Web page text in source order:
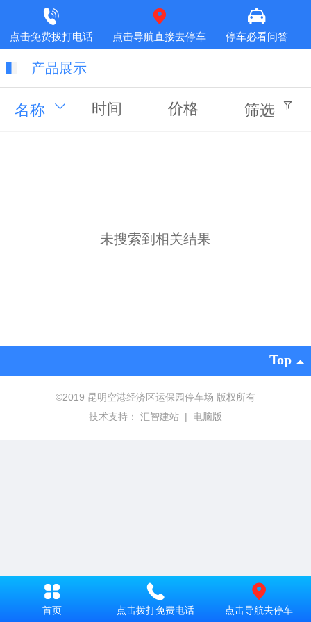
点击免费拨打电话 点击导航直接去停车 停车必看问答
产品展示
名称 时间 价格 筛选
未搜索到相关结果
Top
©2019 昆明空港经济区运保园停车场 版权所有
技术支持： 汇智建站 | 电脑版
首页 点击拨打免费电话 点击导航去停车